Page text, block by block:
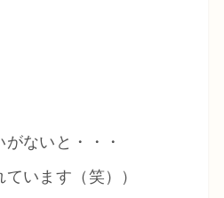
がないと・・・
います（笑））